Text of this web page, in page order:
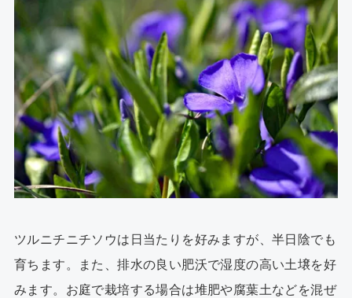
ツルニチニチソウは日当たりを好みますが、半日陰でも
育ちます。また、排水の良い肥沃で湿度の高い土壌を好
みます。お庭で栽培する場合は堆肥や腐葉土などを混ぜ